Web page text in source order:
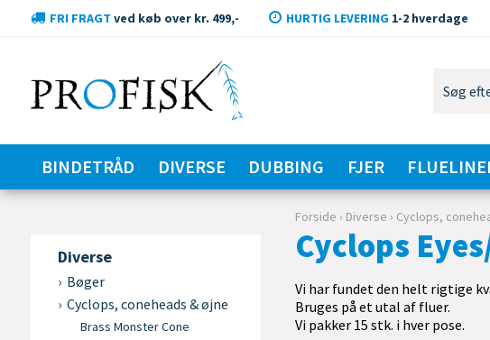
FRI FRAGT ved køb over kr. 499,- HURTIG LEVERING1-2 hverdage
BINDETRÅD DIVERSE DUBBING FJER
Diverse
Bøger
Cyclops, coneheads & øjne
Brass Monster Cone
Forside › Diverse › Cyclops,
Cyclops
Vi har fundet den helt rigtige
Bruges på et utal af fluer.
Vi pakker 15 stk. i hver pose.